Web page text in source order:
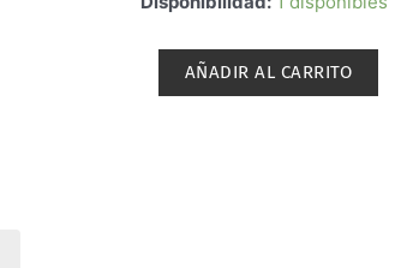
PRADERA.
AÑADIR AL CARRITO